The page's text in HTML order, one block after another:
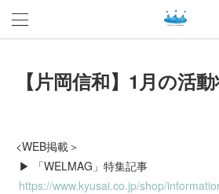
【片岡信和】1月の活
<WEB掲載＞
▶︎ 「WELMAG」特集記事
https://www.kyusai.co.jp/shop/